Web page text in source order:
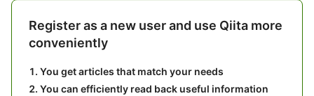
Register as a new user and use Qiita more
conveniently
You get articles that match your needs
You can efficiently read back useful information